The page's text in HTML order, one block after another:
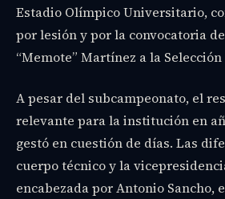
Estadio Olímpico Universitario,
por lesión y por la convocatoria
“Memote” Martínez a la
A pesar del subcampeonato, el
relevante para la institución en
gestó en cuestión de días. Las
cuerpo técnico y la
encabezada por Antonio Sancho,